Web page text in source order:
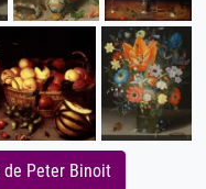
Peter Binoit